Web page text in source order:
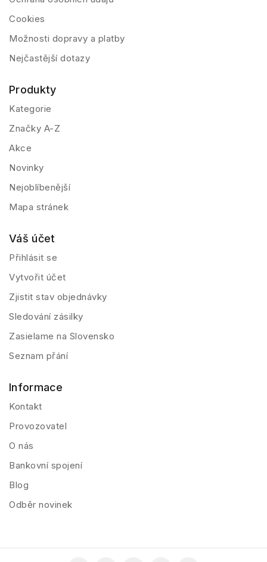
Cookies
Možnosti dopravy a platby
Nejčastější dotazy
Produkty
Kategorie
Značky A-Z
Akce
Novinky
Nejoblíbenější
Mapa stránek
Váš účet
Přihlásit se
Vytvořit účet
Zjistit stav objednávky
Sledování zásilky
Zasielame na Slovensko
Seznam přání
Informace
Kontakt
Provozovatel
O nás
Bankovní spojení
Blog
Odběr novinek